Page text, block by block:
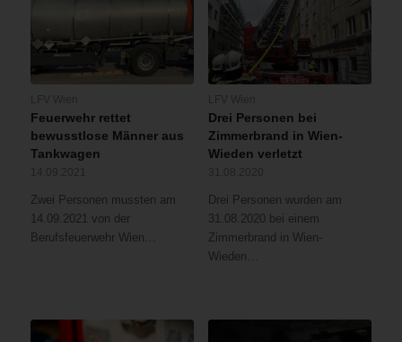
Feuerwehr rettet
bewusstlose Männer aus
Tankwagen
Zwei Personen mussten am
14.09.2021 von der
Berufsfeuerwehr Wien…
Drei Personen bei
Zimmerbrand in Wien-
Wieden verletzt
Drei Personen wurden am
31.08.2020 bei einem
Zimmerbrand in Wien-
Wieden…